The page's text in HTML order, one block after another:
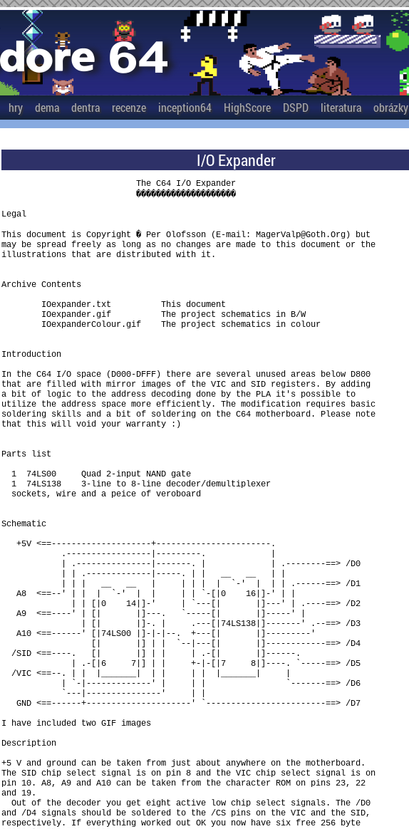
hry dema dentra recenze inception64 HighScore DSPD literatura obrázky
I/O Expander
                           The C64 I/O Expander
                           ��������������������
Legal
This document is Copyright � Per Olofsson (E-mail: MagerValp@Goth.Org) but
may be spread freely as long as no changes are made to this document or the
illustrations that are distributed with it.
Archive Contents
Introduction
In the C64 I/O space (D000-DFFF) there are several unused areas below D800
that are filled with mirror images of the VIC and SID registers. By adding
a bit of logic to the address decoding done by the PLA it's possible to
utilize the address space more efficiently. The modification requires basic
soldering skills and a bit of soldering on the C64 motherboard. Please note
that this will void your warranty :)
Parts list
  1  74LS00	Quad 2-input NAND gate
  1  74LS138	3-line to 8-line decoder/demultiplexer
  sockets, wire and a peice of veroboard
Schematic
   +5V <==--------------------+-----------------------.
            .-----------------|---------.             |
            | .---------------|-------. |             | .--------==> /D0
            | | .-------------|-----. | |   __   __   | |
            | | |   __   __   |     | | |  |  `-'  |  | | .------==> /D1
   A8  <==--' | |  |  `-'  |  |     | | `-[|0    16|]-' | |
              | | [|0    14|]-'     | `---[|       |]---' | .----==> /D2
   A9  <==----' | [|       |]---.   `-----[|       |]-----' |
                | [|       |]-. |     .---[|74LS138|]-------' .--==> /D3
   A10 <==------' [|74LS00 |]-|-|--.  +---[|       |]---------'
                  [|       |] | |  `--|---[|       |]------------==> /D4
  /SID <==----.   [|       |] | |     | .-[|       |]------.
              | .-[|6     7|] | |     +-|-[|7     8|]----. `-----==> /D5
  /VIC <==--. | |  |_______|  | |     | |  |_______|     |
            | `-|-------------' |     | |                `-------==> /D6
            `---|---------------'     | |
   GND <==------+---------------------' `------------------------==> /D7
I have included two GIF images
Description
+5 V and ground can be taken from just about anywhere on the motherboard.
The SID chip select signal is on pin 8 and the VIC chip select signal is on
pin 10. A8, A9 and A10 can be taken from the character ROM on pins 23, 22
and 19.
  Out of the decoder you get eight active low chip select signals. The /D0
and /D4 signals should be soldered to the /CS pins on the VIC and the SID,
respectively. If everything worked out OK you now have six free 256 byte